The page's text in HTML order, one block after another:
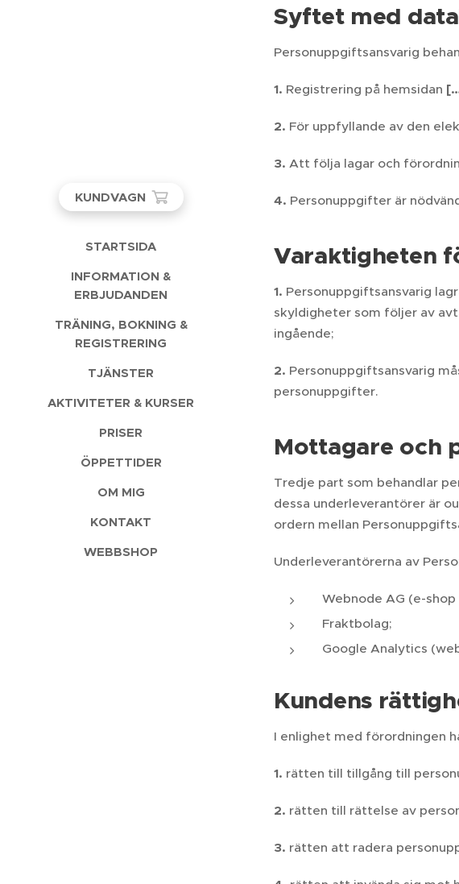
KUNDVAGN
STARTSIDA
INFORMATION &
ERBJUDANDEN
TRÄNING, BOKNING &
REGISTRERING
TJÄNSTER
AKTIVITETER & KURSER
PRISER
ÖPPETTIDER
OM MIG
KONTAKT
WEBBSHOP
Syftet med
Personuppgiftsansvarig
1. Registrering på hemsidan
2. För uppfyllande av den
3. Att följa lagar och
4. Personuppgifter är
Varaktigheten
1. Personuppgiftsansvarig
skyldigheter som följer av
ingående;
2. Personuppgiftsansvarig
personuppgifter.
Mottagare och
Tredje part som behandlar
dessa underleverantörer är
ordern mellan
Underleverantörerna av
Webnode AG (e-
Fraktbolag;
Google Analytics
Kundens
I enlighet med förordningen
1. rätten till tillgång till
2. rätten till rättelse av
3. rätten att radera